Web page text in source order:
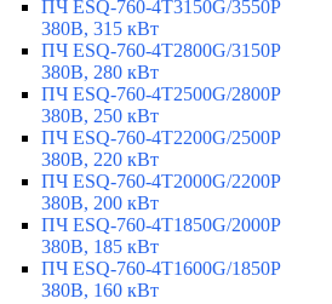
ПЧ ESQ-760-4T3150G/3550P
380В, 315 кВт
ПЧ ESQ-760-4T2800G/3150P
380В, 280 кВт
ПЧ ESQ-760-4T2500G/2800P
380В, 250 кВт
ПЧ ESQ-760-4T2200G/2500P
380В, 220 кВт
ПЧ ESQ-760-4T2000G/2200P
380В, 200 кВт
ПЧ ESQ-760-4T1850G/2000P
380В, 185 кВт
ПЧ ESQ-760-4T1600G/1850P
380В, 160 кВт